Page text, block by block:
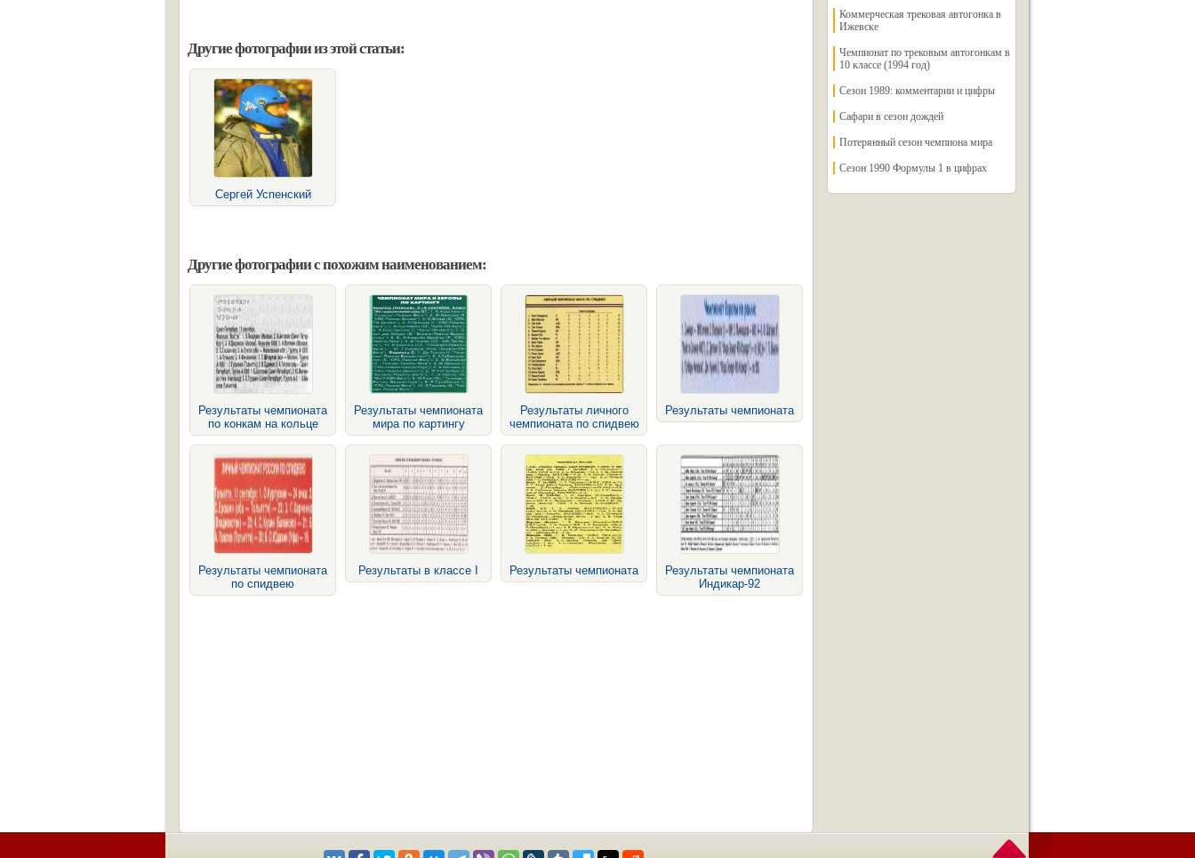
Другие фотографии из этой статьи:
Сергей Успенский
Другие фотографии с похожим наименованием:
Результаты чемпионата
по конкам на кольце
Результаты чемпионата
мира по картингу
Результаты личного
чемпионата по спидвею
Результаты чемпионата
Результаты чемпионата
по спидвею
Результаты в классе I Результаты чемпионата
Результаты чемпионата
Индикар-92
Коммерческая трековая автогонка в
Ижевске
Чемпионат по трековым автогонкам в
10 классе (1994 год)
Сезон 1989: комментарии и цифры
Сафари в сезон дождей
Потерянный сезон чемпиона мира
Сезон 1990 Формулы 1 в цифрах